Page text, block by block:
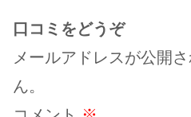
口コミをどうぞ
メールアドレスが公開
ん。